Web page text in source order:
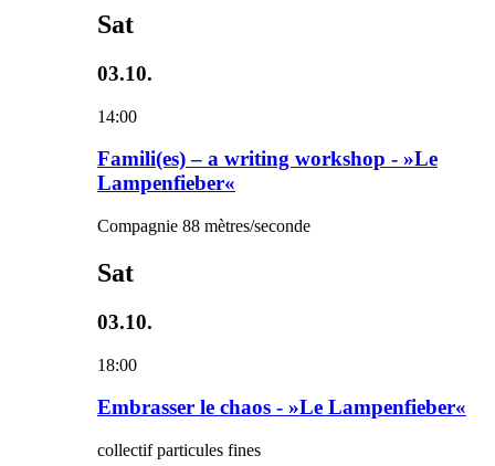
Sat
03.10.
14:00
Famili(es) – a writing workshop - »Le
Lampenfieber«
Compagnie 88 mètres/seconde
Sat
03.10.
18:00
Embrasser le chaos - »Le Lampenfieber«
collectif particules fines